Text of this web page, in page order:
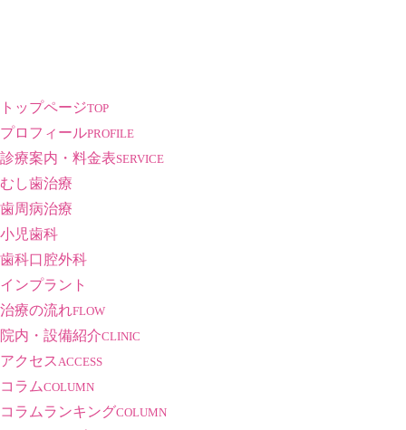
トップページTOP
プロフィールPROFILE
診療案内・料金表SERVICE
むし歯治療
歯周病治療
小児歯科
歯科口腔外科
インプラント
治療の流れFLOW
院内・設備紹介CLINIC
アクセス ACCESS
コラムCOLUMN
コラムランキングCOLUMN